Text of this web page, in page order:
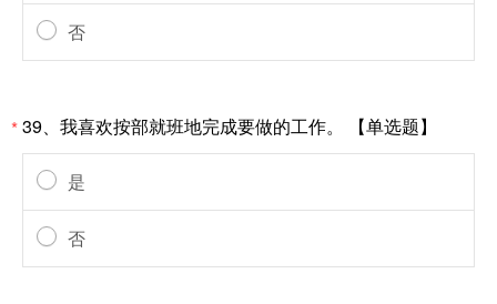
否
*39、我喜欢按部就班地完成要做的工作。 【单选题】
是
否